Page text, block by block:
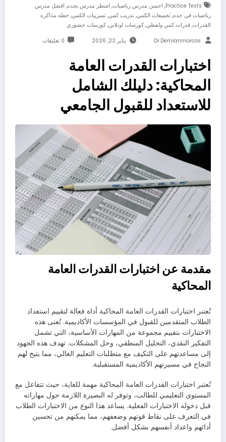
Practice Tests
, احسن مدرس رياضيات, اشطر مدرس بجده, افضل مدرس
رياضيات في جده, تجميعات الكمي, تدريب كمي, تسريبات الكمي, خطه مذاكره
القدرات, قدرات كمي ولفظي,كورسات اونلاين,كورسات حضوري
Dr.demianmorcos يناير 22, 2026 0 تعليقات
اختبارات القدرات العامة
المحاكية: دليلك الشامل
للاستعداد للقبول الجامعي
مقدمة عن اختبارات القدرات العامة
المحاكية
تُعتبر اختبارات القدرات العامة المحاكية أداة فعالة لتقييم استعداد
الطلاب المتقدمين للقبول في المؤسسات الأكاديمية. تُعنى هذه
الاختبارات بتقييم مجموعة من المهارات الأساسية، التي تشمل
التفكير النقدي، التحليل المنطقي، وحل المشكلات. تهدف هذه الجهود
إلى مساعدتهم على التكيف مع متطلبات التعليم العالي، مما يتيح لهم
النجاح في مسيرتهم الأكاديمية المستقبلية.
تُعتبر اختبارات القدرات العامة المحاكية مهمة للغاية، حيث تتفاعل مع
المستوى التعليمي للطالب، وتوفر له البصيرة اللازمة حول مهاراته
قبل دخوله الاختبارات الفعلية. يساعد هذا النوع من الاختبارات الطلاب
في التعرف على نقاط قوتهم وضعفهم، مما يمكنهم من تحسين
أدائهم واعداد أنفسهم بشكل أفضل.